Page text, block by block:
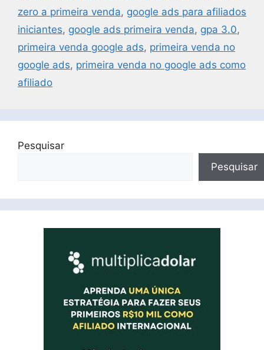
zero a primeira venda, google ads para afiliados
iniciantes, google ads primeira venda, gpa 3.0,
primeira venda google ads, primeira venda no
google ads, primeira venda no google ads como
afiliado
Pesquisar
Pesquisar